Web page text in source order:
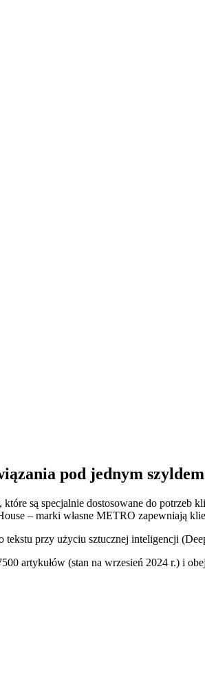
pod jednym szyldem
są specjalnie dostosowane do
– marki własne METRO zapewniają
tekstu przy użyciu sztucznej inteligencji
artykułów (stan na wrzesień 2024 r.) i